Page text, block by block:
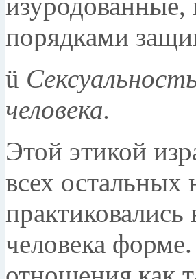
порядками
ü
человека.
Этой этикой
всех остальных
человека